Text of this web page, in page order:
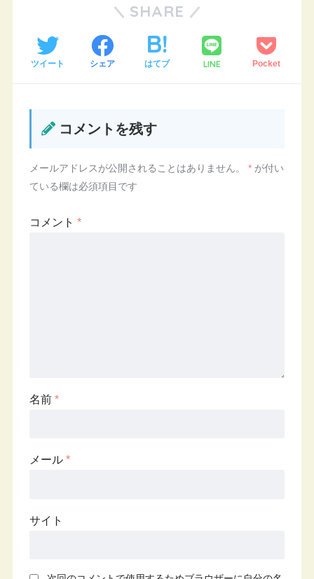
SHARE
ツイート シェア はてブ LINE Pocket
コメントを残す
メールアドレスが公開されることはありません。 *が付い
ている欄は必須項目です
コメント *
名前 *
メール *
サイト